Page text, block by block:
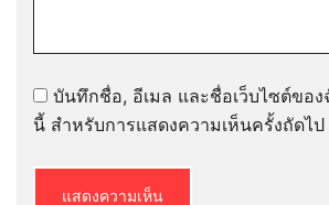
บันทึกชื่อ, อีเมล และชื่อเว็บไซต์ของ
นี้ สำหรับการแสดงความเห็นครั้งถัดไป